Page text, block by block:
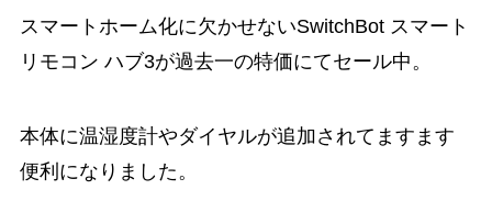
スマートホーム化に欠かせないSwitchBot スマート
リモコン ハブ3が過去一の特価にてセール中。
本体に温湿度計やダイヤルが追加されてますます
便利になりました。